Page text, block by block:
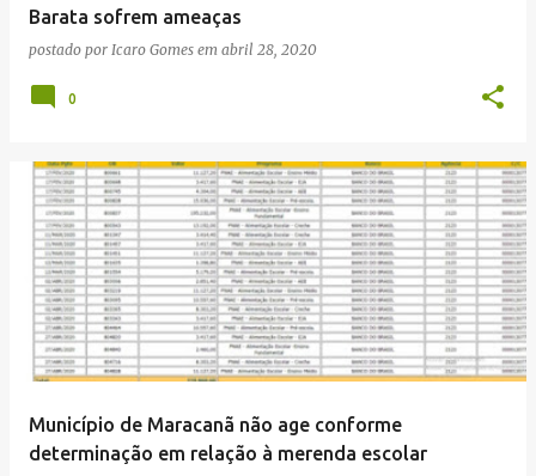
Barata sofrem ameaças
postado por Icaro Gomes em abril 28, 2020
0
Município de Maracanã não age conforme
determinação em relação à merenda escolar